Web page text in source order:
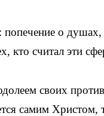
о
кто считал эти
своих
самим